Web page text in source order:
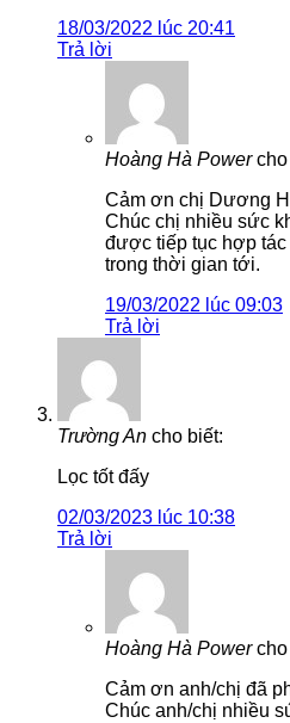
18/03/2022 lúc 20:41
Trả lời
Hoàng Hà Power
Cảm ơn chị Dương
Chúc chị nhiều sức
được tiếp tục hợp
trong thời gian tới.
19/03/2022 lúc 09:03
Trả lời
Trường An cho biết:
Lọc tốt đấy
02/03/2023 lúc 10:38
Trả lời
Hoàng Hà Power
Cảm ơn anh/chị đã
Chúc anh/chị nhiều